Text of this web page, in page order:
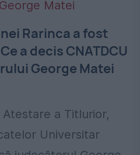
Rarinca a fost
a decis CNATDCU
George Matei
a Titlurior,
Universitar